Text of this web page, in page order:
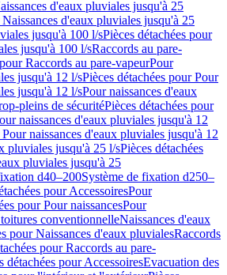
d'eaux pluviales jusqu'à 25
d'eaux pluviales jusqu'à 25
jusqu'à 100 l/sPièces détachées pour
jusqu'à 100 l/sRaccords au pare-
Raccords au pare-vapeurPour
jusqu'à 12 l/sPièces détachées pour Pour
jusqu'à 12 l/sPour naissances d'eaux
pleins de sécuritéPièces détachées pour
naissances d'eaux pluviales jusqu'à 12
naissances d'eaux pluviales jusqu'à 12
pluviales jusqu'à 25 l/sPièces détachées
pluviales jusqu'à 25
d40–200Système de fixation d250–
pour AccessoiresPour
pour Pour naissancesPour
conventionnelleNaissances d'eaux
pour Naissances d'eaux pluvialesRaccords
pour Raccords au pare-
détachées pour AccessoiresEvacuation des